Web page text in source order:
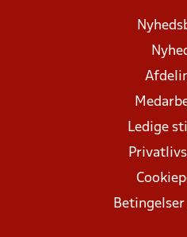
Ledige